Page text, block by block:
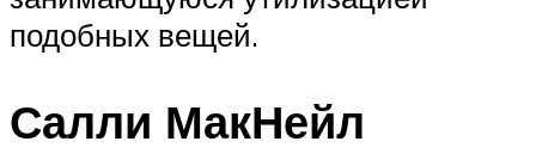
подобных вещей.
Салли МакНейл